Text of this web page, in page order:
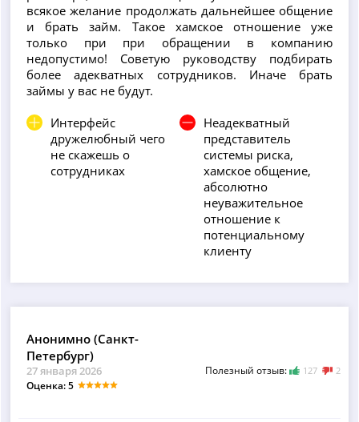
всякое желание продолжать дальнейшее общение
и брать займ. Такое хамское отношение уже
только при при обращении в компанию
недопустимо! Советую руководству подбирать
более адекватных сотрудников. Иначе брать
займы у вас не будут.
Интерфейс
дружелюбный чего
не скажешь о
сотрудниках
Неадекватный
представитель
системы риска,
хамское общение,
абсолютно
неуважительное
отношение к
потенциальному
клиенту
Анонимно (Санкт-
Петербург)
27 января 2026
Оценка: 5
Полезный отзыв: 127 2